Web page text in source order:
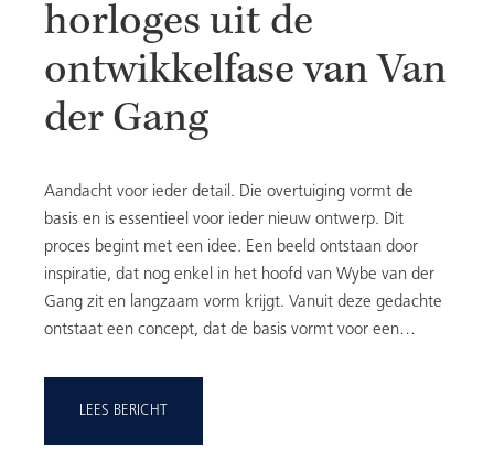
horloges uit de
ontwikkelfase van Van
der Gang
Aandacht voor ieder detail. Die overtuiging vormt de
basis en is essentieel voor ieder nieuw ontwerp. Dit
proces begint met een idee. Een beeld ontstaan door
inspiratie, dat nog enkel in het hoofd van Wybe van der
Gang zit en langzaam vorm krijgt. Vanuit deze gedachte
ontstaat een concept, dat de basis vormt voor een…
LEES BERICHT